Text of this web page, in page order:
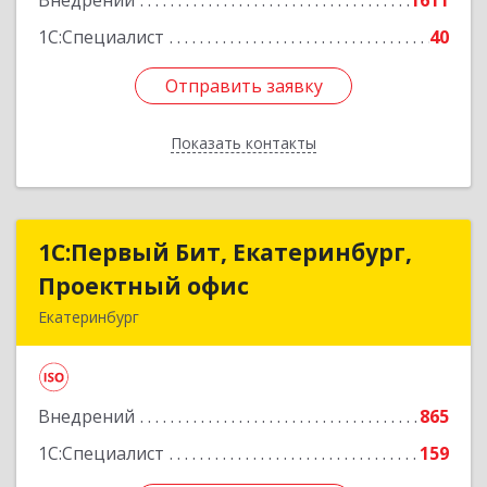
1С:Специалист
40
Отправить заявку
Показать контакты
Отправить заявку
Назад
1С:Первый Бит, Екатеринбург,
Проектный офис
Екатеринбург
Внедрений
865
1С:Специалист
159
1С:Первый Бит, Екатеринбург,
Проектный офис
Подробнее